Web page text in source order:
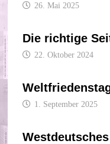
26. Mai 2025
Die richtige
22. Oktober 2024
1. September 2025